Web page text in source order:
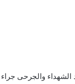
الشهداء والجرحى جراء